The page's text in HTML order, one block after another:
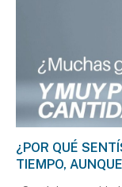
¿POR QUÉ
TIEMPO,